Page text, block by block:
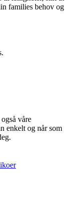
families behov og
våre
enkelt og når som